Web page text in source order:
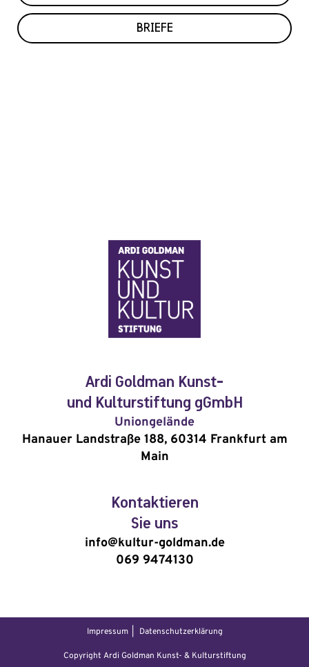
BRIEFE
Ardi Goldman Kunst-
und Kulturstiftung gGmbH
Uniongelände
Hanauer Landstraße 188, 60314 Frankfurt am
Main
Kontaktieren
Sie uns
info@kultur-goldman.de
069 9474130
Impressum Datenschutzerklärung
Copyright Ardi Goldman Kunst- & Kulturstiftung